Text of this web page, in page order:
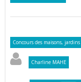
Concours des maisons,
Charline MAHE